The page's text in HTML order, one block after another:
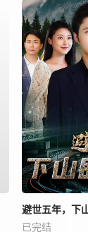
避世五年，下
已完结